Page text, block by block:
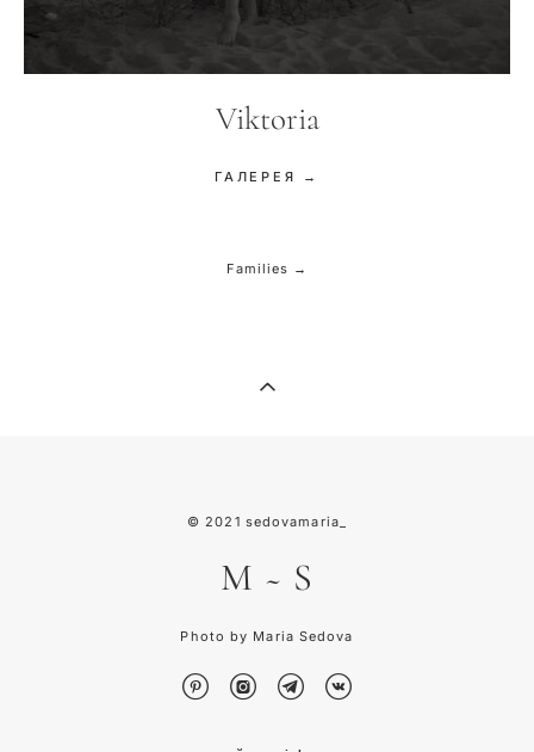
Viktoria
ГАЛЕРЕЯ →
Families →
© 2021 sedovamaria_
M ~ S
Photo by Maria Sedova